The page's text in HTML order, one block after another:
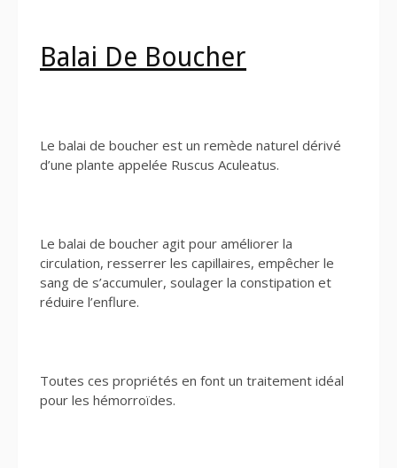
Balai De Boucher
Le balai de boucher est un remède naturel dérivé
d’une plante appelée Ruscus Aculeatus.
Le balai de boucher agit pour améliorer la
circulation, resserrer les capillaires, empêcher le
sang de s’accumuler, soulager la constipation et
réduire l’enflure.
Toutes ces propriétés en font un traitement idéal
pour les hémorroïdes.